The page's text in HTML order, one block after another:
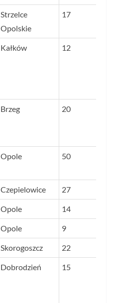
Strzelce
Opolskie
17
Kałków 12
Brzeg 20
Opole 50
Czepielowice 27
Opole 14
Opole 9
Skorogoszcz 22
Dobrodzień 15